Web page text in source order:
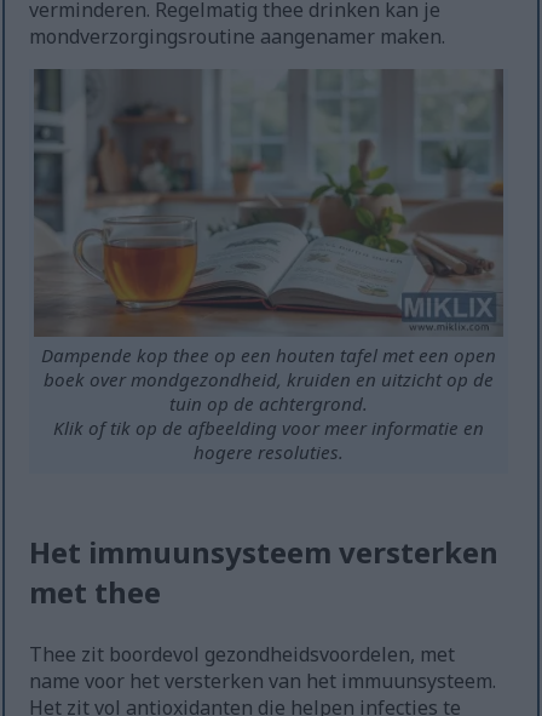
verminderen. Regelmatig thee drinken kan je
mondverzorgingsroutine aangenamer maken.
Dampende kop thee op een houten tafel met een open
boek over mondgezondheid, kruiden en uitzicht op de
tuin op de achtergrond.
Klik of tik op de afbeelding voor meer informatie en
hogere resoluties.
Het immuunsysteem versterken
met thee
Thee zit boordevol gezondheidsvoordelen, met
name voor het versterken van het immuunsysteem.
Het zit vol antioxidanten die helpen infecties te